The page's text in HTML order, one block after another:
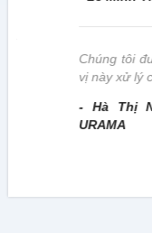
Chúng tôi
vị này xử lý
- Hà Thị
URAMA